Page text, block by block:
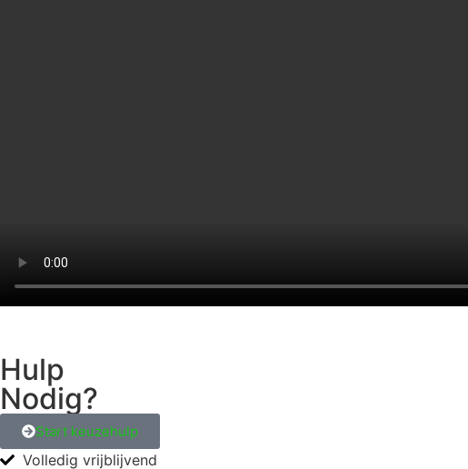
Hulp
Nodig?
Start keuzehulp
Volledig vrijblijvend